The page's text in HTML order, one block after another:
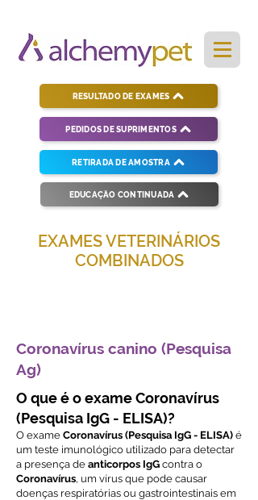
PEDIDOS DE SUPRIMENTOS
RESULTADO DE EXAMES
RETIRADA DE AMOSTRA
EDUCAÇÃO CONTINUADA
EXAMES VETERINÁRIOS
COMBINADOS
Coronavírus canino (Pesquisa
Ag)
O que é o exame Coronavírus
(Pesquisa IgG - ELISA)?
O exame Coronavírus (Pesquisa IgG - ELISA) é
um teste imunológico utilizado para detectar
a presença de anticorpos IgG contra o
Coronavírus, um vírus que pode causar
doenças respiratórias ou gastrointestinais em